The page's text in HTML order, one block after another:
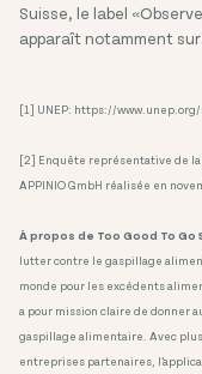
Suisse, le label
apparaît notamment
[1] ​UNEP: https://
[2] Enquête représentative de
APPINIO GmbH réalisée en
À propos de Too Good To Go
lutter contre le gaspillage
monde pour les excédents
a pour mission claire de donner
gaspillage alimentaire. Avec
entreprises partenaires,